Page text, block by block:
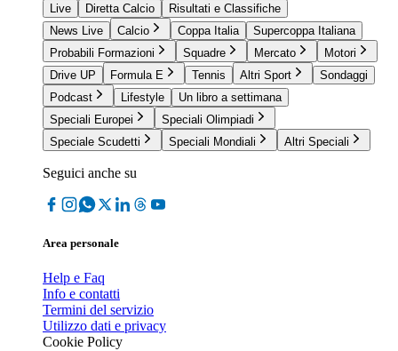
Live
Diretta Calcio
Risultati e Classifiche
News Live
Calcio Coppa Italia
Supercoppa Italiana
Probabili Formazioni
Squadre Mercato
Motori
Drive UP
Formula E Tennis Altri Sport
Sondaggi
Podcast
Lifestyle
Un libro a settimana
Speciali Europei
Speciali Olimpiadi
Speciale Scudetti
Speciali Mondiali Altri Speciali
Seguici anche su
Area personale
Help e Faq
Info e contatti
Termini del servizio
Utilizzo dati e privacy
Cookie Policy